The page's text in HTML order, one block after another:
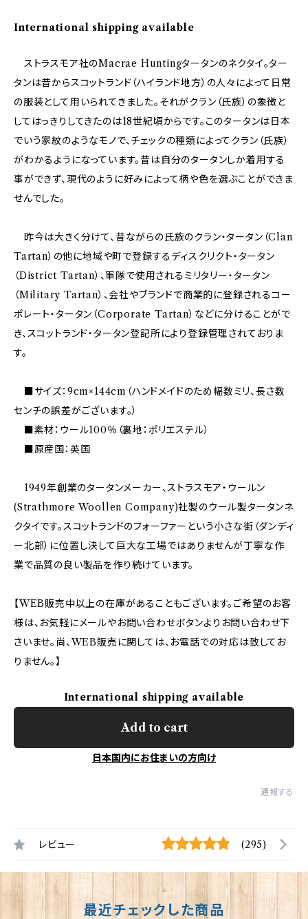
International shipping available
ストラスモア社のMacrae Huntingタータンのネクタイ。ター
タンは昔からスコットランド（ハイランド地方）の人々によって日常
の服装として用いられてきました。それがクラン（氏族）の象徴と
してはっきりしてきたのは18世紀頃からです。このタータンは日本
でいう家紋のようなモノで、チェックの種類によってクラン（氏族）
がわかるようになっています。昔は自分のタータンしか着用する
事ができず、現代のように好みによって柄や色を選ぶことができま
せんでした。
昨今は大きく分けて、昔ながらの氏族のクラン・タータン（Clan
Tartan）の他に地域や町で登録するディスクリクト・タータン
（District Tartan）、軍隊で使用されるミリタリー・タータン
（Military Tartan）、会社やブランドで商業的に登録されるコー
ポレート・タータン（Corporate Tartan）などに分けることがで
き、スコットランド・タータン登記所により登録管理されておりま
す。
■サイズ：9cm×144cm（ハンドメイドのため幅数ミリ、長さ数
センチの誤差がございます。）
■素材：ウール100％（裏地：ポリエステル）
■原産国：英国
1949年創業のタータンメーカー、ストラスモア・ウールン
(Strathmore Woollen Company)社製のウール製タータンネ
クタイです。スコットランドのフォーファーという小さな街（ダンディ
ー北部）に位置し決して巨大な工場ではありませんが丁寧な作
業で品質の良い製品を作り続けています。
【WEB販売中以上の在庫があることもございます。ご希望のお客
様は、お気軽にメールやお問い合わせボタンよりお問い合わせ下
さいませ。尚、WEB販売に関しては、お電話での対応は致してお
りません。】
International shipping available
Add to cart
日本国内にお住まいの方向け
通報する
レビュー (295)
最近チェックした商品